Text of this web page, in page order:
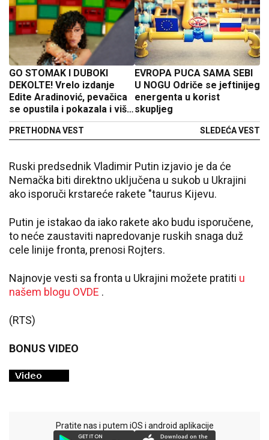
GO STOMAK I DUBOKI
DEKOLTE! Vrelo izdanje
Edite Aradinović, pevačica
se opustila i pokazala i više
nego što je trebalo (FOTO)
PRETHODNA VEST
EVROPA PUCA SAMA SEBI
U NOGU Odriče se jeftinijeg
energenta u korist
skupljeg
SLEDEĆA VEST
Ruski predsednik Vladimir Putin izjavio je da će
Nemačka biti direktno uključena u sukob u Ukrajini
ako isporuči krstareće rakete "taurus Kijevu.
Putin je istakao da iako rakete ako budu isporučene,
to neće zaustaviti napredovanje ruskih snaga duž
cele linije fronta, prenosi Rojters.
Najnovje vesti sa fronta u Ukrajini možete pratiti u
našem blogu OVDE .
(RTS)
BONUS VIDEO
Pratite nas i putem iOS i android aplikacije